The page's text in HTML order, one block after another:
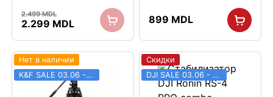
2.499MDL
Первоначальная
2.499 MDL.
2.299 MDL Текущая
899 MDL
Нет в наличии
K&F SALE 03.06 - 31.08
Скидки
DJI SALE 03.06 - 31.08